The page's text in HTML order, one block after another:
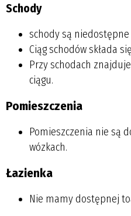
Schody
schody są niedostępne
Ciąg schodów składa
Przy schodach
ciągu.
Pomieszczenia
Pomieszczenia nie są
wózkach.
Łazienka
Nie mamy dostępnej